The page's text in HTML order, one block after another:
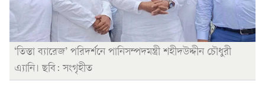
‘তিস্তা ব্যারেজ’ পরিদর্শনে পানিসম্পদমন্ত্রী শহীদউদ্দীন চৌধুরী
এ্যানি। ছবি: সংগৃহীত